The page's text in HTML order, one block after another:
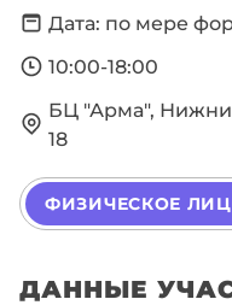
Дата: по мере
10:00-18:00
БЦ "Арма",
18
ФИЗИЧЕСКОЕ
ДАННЫЕ